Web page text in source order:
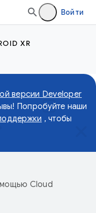
Войти
XR
версии Developer
Попробуйте наши
, чтобы
Cloud